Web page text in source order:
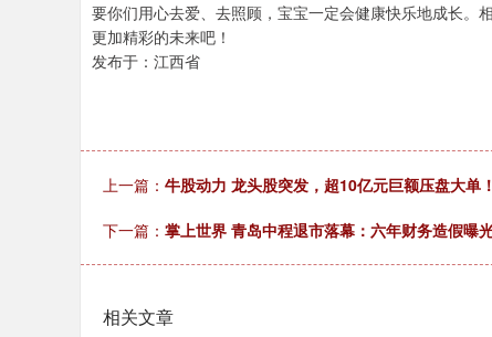
要你们用心去爱、去照顾，宝宝一定会健康快乐地成长。
更加精彩的未来吧！
发布于：江西省
上一篇： 牛股动力 龙头股突发，超10亿元巨额压盘大单
下一篇： 掌上世界 青岛中程退市落幕：六年财务造假曝
相关文章